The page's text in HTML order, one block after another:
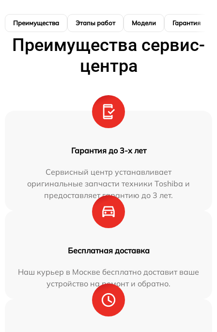
Преимущества Этапы работ Модели Гарантия
Преимущества сервис-
центра
Гарантия до 3-х лет
Сервисный центр устанавливает
оригинальные запчасти техники Toshiba и
предоставляет гарантию до 3 лет.
Бесплатная доставка
Наш курьер в Москве бесплатно доставит ваше
устройство на ремонт и обратно.